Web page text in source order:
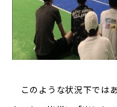
このような状況下では